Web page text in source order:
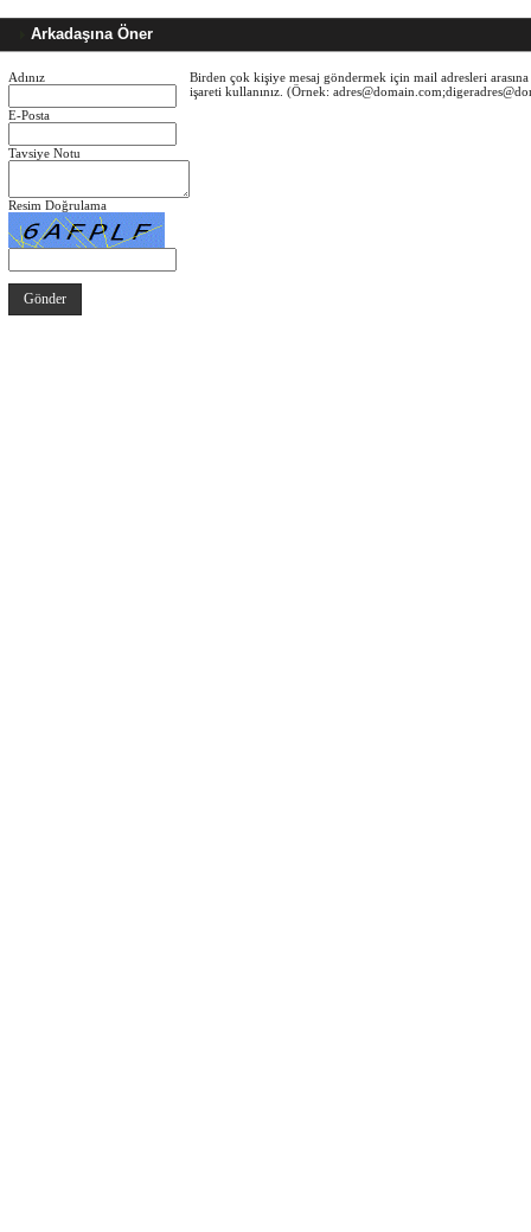
Arkadaşına Öner
Adınız
E-Posta
Tavsiye Notu
Resim Doğrulama
Birden çok kişiye mesaj göndermek için mail adresleri
işareti kullanınız. (Örnek: